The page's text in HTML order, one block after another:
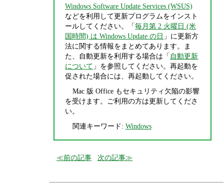
Windows Software Update Services (WSUS)
などを利用して更新プログラムをインスト
ールしてください。「毎月第 2 火曜日 (米
国時間) は Windows Update の日 」に更新方
法に関する情報をまとめてあります。ま
た、自動更新を利用する場合は「 自動更新
について 」を参照してください。再起動を
促された場合には、再起動してください。
Mac 版 Office もセキュリティ欠陥の影響
を受けます。ご利用の方は更新してくださ
い。
関連キーワード: Windows
前の記事 次の記事